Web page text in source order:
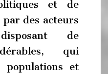
et de
des acteurs
de
qui
populations et